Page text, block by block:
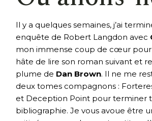
Il y a quelques semaines, j’ai
enquête de Robert Langdon avec
mon immense coup de cœur pour
hâte de lire son roman suivant et
plume de Dan Brown. Il ne me
deux tomes compagnons :
et Deception Point pour terminer
bibliographie. Je vous avoue être